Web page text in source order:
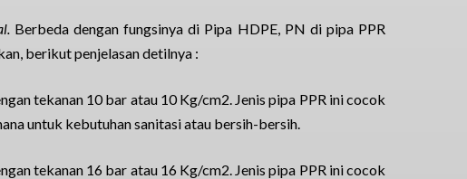
Berbeda dengan fungsinya di Pipa HDPE, PN di pipa PPR
berikut penjelasan detilnya :
tekanan 10 bar atau 10 Kg/cm2. Jenis pipa PPR ini cocok
untuk kebutuhan sanitasi atau bersih-bersih.
tekanan 16 bar atau 16 Kg/cm2. Jenis pipa PPR ini cocok